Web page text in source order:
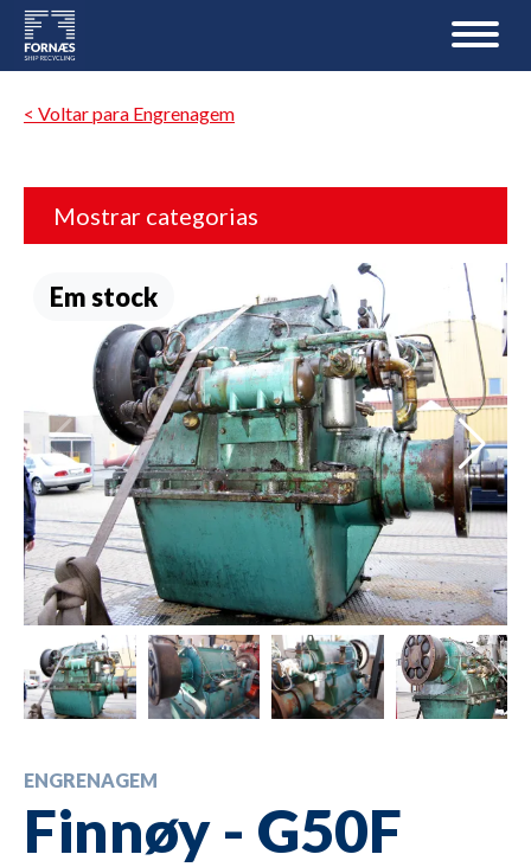
< Voltar para Engrenagem
Mostrar categorias
Em stock
ENGRENAGEM
Finnøy - G50F